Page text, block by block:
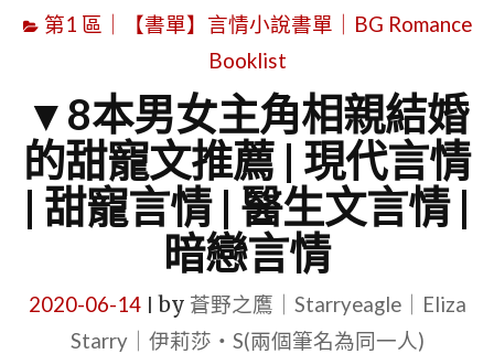
第1 區｜【書單】言情小說書單｜BG Romance
Booklist
▼8本男女主角相親結婚
的甜寵文推薦 | 現代言情
| 甜寵言情 | 醫生文言情 |
暗戀言情
2020-06-14| by 蒼野之鷹｜Starryeagle｜Eliza
Starry｜伊莉莎・S(兩個筆名為同一人)